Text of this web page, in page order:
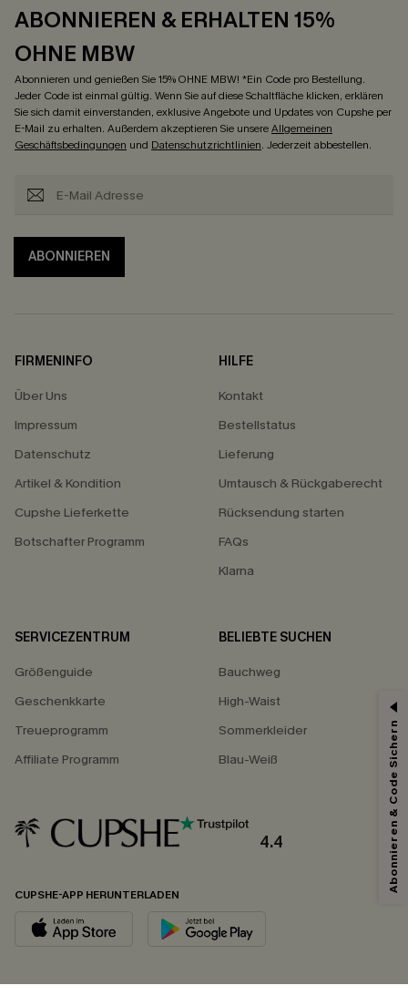
ABONNIEREN & ERHALTEN 15%
OHNE MBW
Abonnieren und genießen Sie 15% OHNE MBW! *Ein Code pro Bestellung.
Jeder Code ist einmal gültig. Wenn Sie auf diese Schaltfläche klicken, erklären
Sie sich damit einverstanden, exklusive Angebote und Updates von Cupshe per
E-Mail zu erhalten. Außerdem akzeptieren Sie unsereAllgemeinen
Geschäftsbedingungen und Datenschutzrichtlinien. Jederzeit abbestellen.
ABONNIEREN
FIRMENINFO
Über Uns
Impressum
Datenschutz
Artikel & Kondition
Cupshe Lieferkette
Botschafter Programm
HILFE
Kontakt
Bestellstatus
Lieferung
Umtausch & Rückgaberecht
Rücksendung starten
FAQs
Klarna
SERVICEZENTRUM
Größenguide
Geschenkkarte
Treueprogramm
Affiliate Programm
BELIEBTE SUCHEN
Bauchweg
High-Waist
Sommerkleider
Blau-Weiß
4.4
CUPSHE-APP HERUNTERLADEN
Abonnieren & Code Sichern